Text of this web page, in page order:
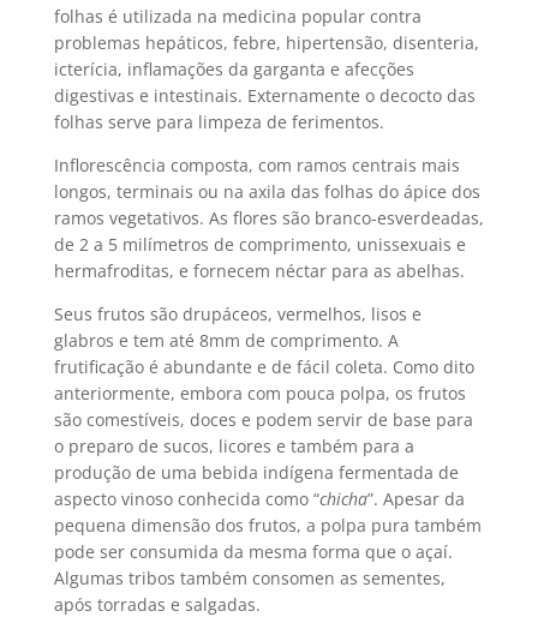
folhas é utilizada na medicina popular contra
problemas hepáticos, febre, hipertensão, disenteria,
icterícia, inflamações da garganta e afecções
digestivas e intestinais. Externamente o decocto das
folhas serve para limpeza de ferimentos.
Inflorescência composta, com ramos centrais mais
longos, terminais ou na axila das folhas do ápice dos
ramos vegetativos. As flores são branco-esverdeadas,
de 2 a 5 milímetros de comprimento, unissexuais e
hermafroditas, e fornecem néctar para as abelhas.
Seus frutos são drupáceos, vermelhos, lisos e
glabros e tem até 8mm de comprimento. A
frutificação é abundante e de fácil coleta. Como dito
anteriormente, embora com pouca polpa, os frutos
são comestíveis, doces e podem servir de base para
o preparo de sucos, licores e também para a
produção de uma bebida indígena fermentada de
aspecto vinoso conhecida como “chicha”. Apesar da
pequena dimensão dos frutos, a polpa pura também
pode ser consumida da mesma forma que o açaí.
Algumas tribos também consomen as sementes,
após torradas e salgadas.